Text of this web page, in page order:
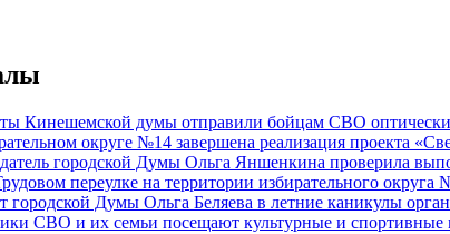
Кинешемской думы отправили бойцам СВО
округе №14 завершена реализация проекта
городской Думы Ольга Яншенкина проверила
переулке на территории избирательного
городской Думы Ольга Беляева в летние каникулы
СВО и их семьи посещают культурные и спортивные